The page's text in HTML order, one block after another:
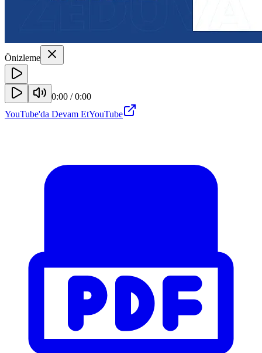
Önizleme
0:00 /0:00
YouTube'da Devam EtYouTube